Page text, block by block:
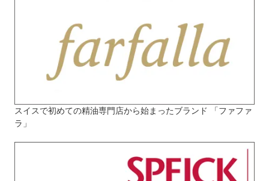
スイスで初めての精油専門店から始まったブランド 「ファファ
ラ」